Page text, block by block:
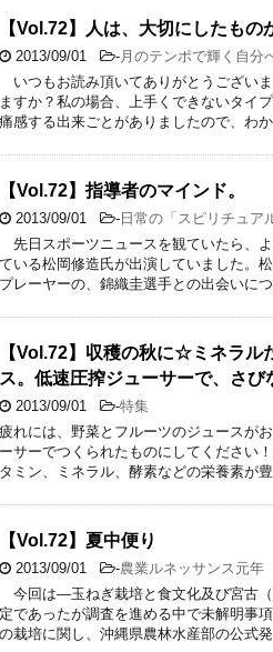
【Vol.72】人は、大切にしたもの
2013/09/01 - 月のテンポで輝く自分
いつもお読み頂いてありがとうござい
ますか？私の場合、上手くできないタイ
痛感する出来ごとがありましたので、わ
【Vol.72】指導者のマインド。
2013/09/01 - 日常の「スピリチュア
先日スポーツニュースを観ていたら、
ている松岡修造氏が出演していました。
プレーヤーの、錦織圭選手との出会いに
【Vol.72】収穫の秋に☆ミネラル
ス。低速圧搾ジューサーで、さび
2013/09/01 -特集
疲れには、野菜とフルーツのジュースが
ーサーでつくられたものにしてください
タミン、ミネラル、酵素などの栄養素が
【Vol.72】夏中便り
2013/09/01 -農業ルネッサンス元年
今回は―玉ねぎ栽培と食文化及び宮古
定であったが調査を進める中で未解明
の栽培に関し、沖縄県農林水産部の公式